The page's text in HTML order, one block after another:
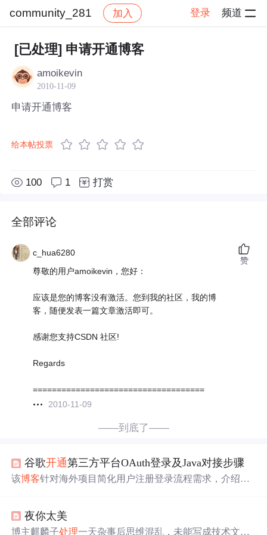
community_281 加入 登录 频道
社区 community_281 帖子详情
[已处理] 申请开通博客
amoikevin
2010-11-09
申请开通博客
给本帖投票
100 1 打赏
全部评论
c_hua6280
尊敬的用户amoikevin，您好：
应该是您的博客没有激活。您到我的社区，我的博
客，随便发表一篇文章激活即可。
感谢您支持CSDN 社区!
Regards
====================================
2010-11-09
赞
——到底了——
谷歌开通第三方平台OAuth登录及Java对接步骤
该博客针对海外项目简化用户注册登录流程需求，介绍基
开通等；代码对接流程，如前端页面对接、服务端验证
等；还提及了新账号登录时的常见问题及处理办法。
夜你太美
博主麒麟子处理一天杂事后思维混乱，未能写成技术文